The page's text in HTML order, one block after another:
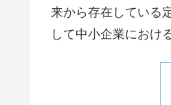
来から存在している
して中小企業におけ